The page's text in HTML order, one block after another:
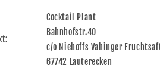
Cocktail Plant
Bahnhofstr.40
c/o Niehoffs Vahinger Fruchtsaft
67742 Lauterecken